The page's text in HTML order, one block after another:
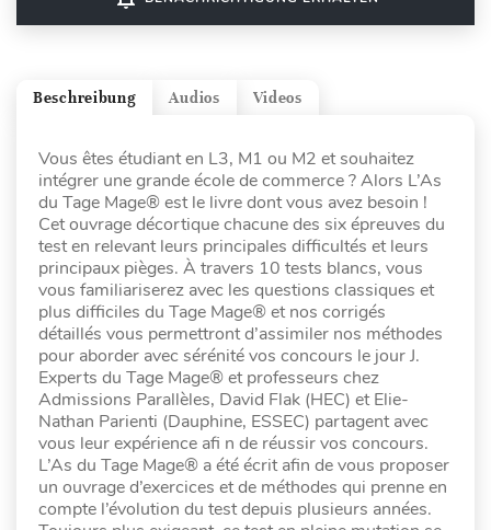
Videos
Audios
Beschreibung
Vous êtes étudiant en L3, M1 ou M2 et souhaitez
intégrer une grande école de commerce ? Alors L’As
du Tage Mage® est le livre dont vous avez besoin !
Cet ouvrage décortique chacune des six épreuves du
test en relevant leurs principales difficultés et leurs
principaux pièges. À travers 10 tests blancs, vous
vous familiariserez avec les questions classiques et
plus difficiles du Tage Mage® et nos corrigés
détaillés vous permettront d’assimiler nos méthodes
pour aborder avec sérénité vos concours le jour J.
Experts du Tage Mage® et professeurs chez
Admissions Parallèles, David Flak (HEC) et Elie-
Nathan Parienti (Dauphine, ESSEC) partagent avec
vous leur expérience afi n de réussir vos concours.
L’As du Tage Mage® a été écrit afin de vous proposer
un ouvrage d’exercices et de méthodes qui prenne en
compte l’évolution du test depuis plusieurs années.